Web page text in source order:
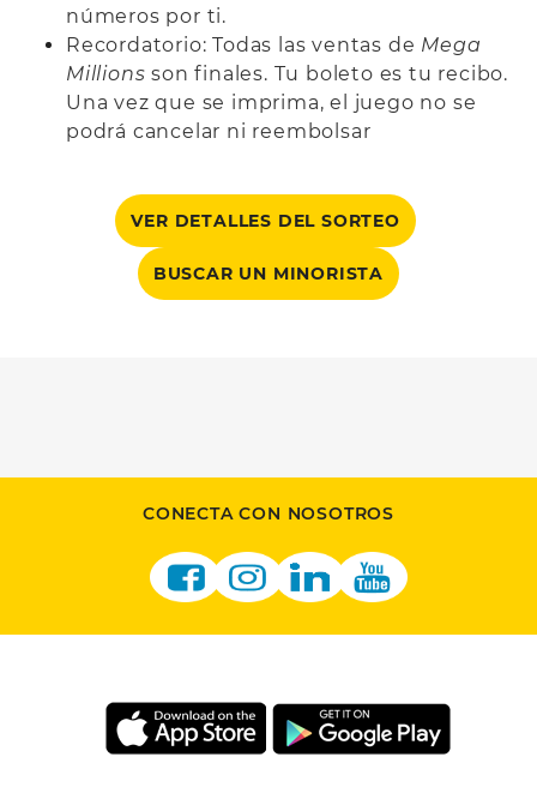
números por ti.
Recordatorio: Todas las ventas de Mega
Millions son finales. Tu boleto es tu recibo.
Una vez que se imprima, el juego no se
podrá cancelar ni reembolsar
VER DETALLES DEL SORTEO
BUSCAR UN MINORISTA
CONECTA CON NOSOTROS